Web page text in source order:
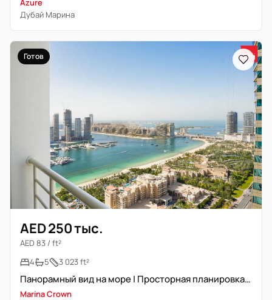
Azure
Дубай Марина
Готов
AED 250 тыс.
AED 83 / ft²
4
5 3 023 ft²
Панорамный вид на море | Просторная планировка | Premium
Marina Crown